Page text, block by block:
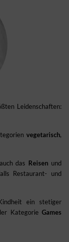
Leidenschaften:
vegetarisch,
das Reisen und
Restaurant- und
ein stetiger
Kategorie Games